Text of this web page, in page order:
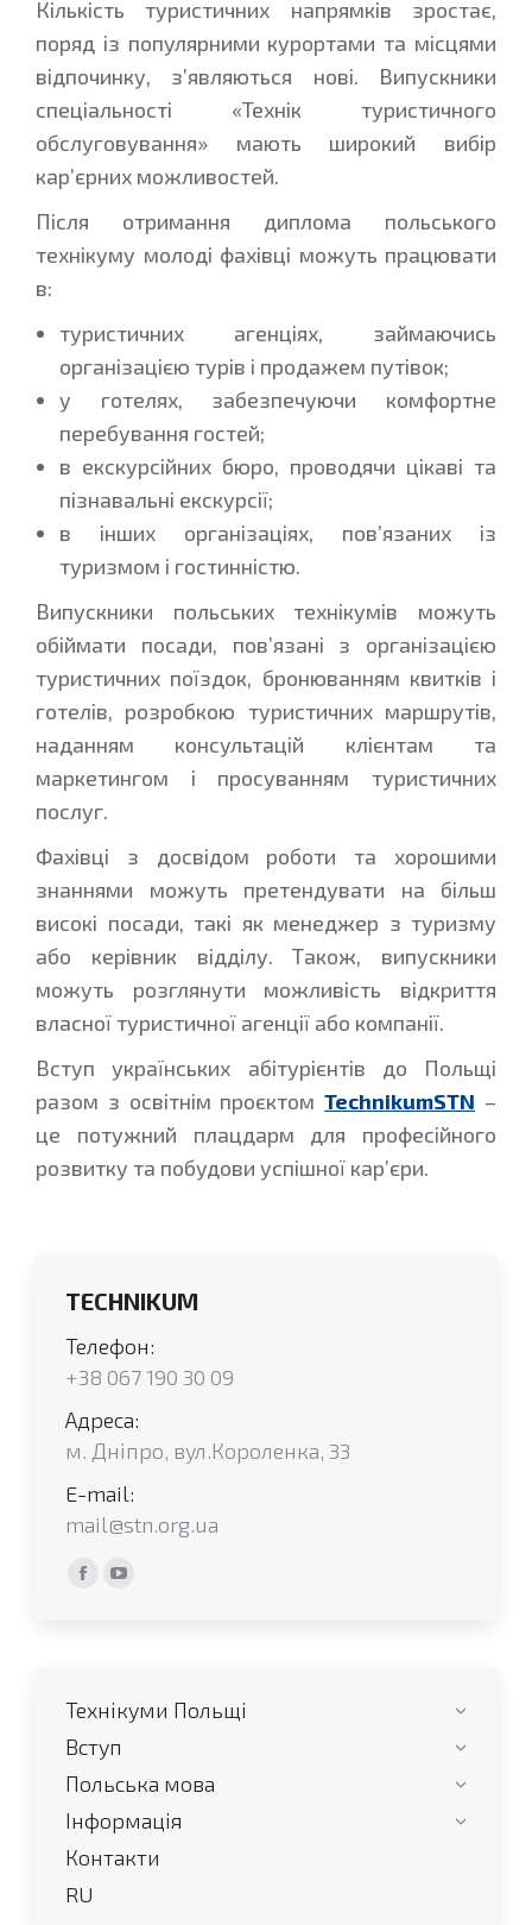
Кількість туристичних напрямків зростає,
поряд із популярними курортами та місцями
відпочинку, з’являються нові. Випускники
спеціальності «Технік туристичного
обслуговування» мають широкий вибір
кар’єрних можливостей.
Після отримання диплома польського
технікуму молоді фахівці можуть працювати
в:
туристичних агенціях, займаючись
організацією турів і продажем путівок;
у готелях, забезпечуючи комфортне
перебування гостей;
в екскурсійних бюро, проводячи цікаві та
пізнавальні екскурсії;
в інших організаціях, пов’язаних із
туризмом і гостинністю.
Випускники польських технікумів можуть
обіймати посади, пов’язані з організацією
туристичних поїздок, бронюванням квитків і
готелів, розробкою туристичних маршрутів,
наданням консультацій клієнтам та
маркетингом і просуванням туристичних
послуг.
Фахівці з досвідом роботи та хорошими
знаннями можуть претендувати на більш
високі посади, такі як менеджер з туризму
або керівник відділу. Також, випускники
можуть розглянути можливість відкриття
власної туристичної агенції або компанії.
Вступ українських абітурієнтів до Польщі
разом з освітнім проєктомTechnikumSTN –
це потужний плацдарм для професійного
розвитку та побудови успішної кар’єри.
TECHNIKUM
Телефон:
+38 067 190 30 09
Адреса:
м. Дніпро, вул.Короленка, 33
E-mail:
mail@stn.org.ua
Find us on:
Facebook
новому
вікні
новому
вікні
Технікуми Польщі
Вступ
Польська мова
Інформація
Контакти
RU